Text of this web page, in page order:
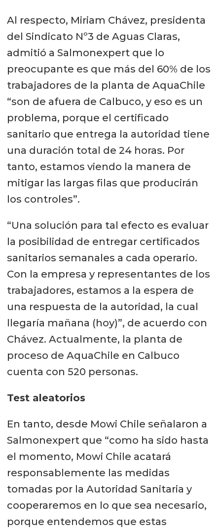
Al respecto, Miriam Chávez, presidenta
del Sindicato Nº3 de Aguas Claras,
admitió a Salmonexpert que lo
preocupante es que más del 60% de los
trabajadores de la planta de AquaChile
“son de afuera de Calbuco, y eso es un
problema, porque el certificado
sanitario que entrega la autoridad tiene
una duración total de 24 horas. Por
tanto, estamos viendo la manera de
mitigar las largas filas que producirán
los controles”.
“Una solución para tal efecto es evaluar
la posibilidad de entregar certificados
sanitarios semanales a cada operario.
Con la empresa y representantes de los
trabajadores, estamos a la espera de
una respuesta de la autoridad, la cual
llegaría mañana (hoy)”, de acuerdo con
Chávez. Actualmente, la planta de
proceso de AquaChile en Calbuco
cuenta con 520 personas.
Test aleatorios
En tanto, desde Mowi Chile señalaron a
Salmonexpert que “como ha sido hasta
el momento, Mowi Chile acatará
responsablemente las medidas
tomadas por la Autoridad Sanitaria y
cooperaremos en lo que sea necesario,
porque entendemos que estas